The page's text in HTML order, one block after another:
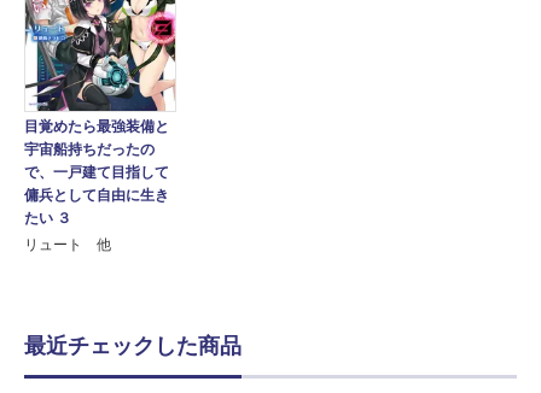
目覚めたら最強装備と
宇宙船持ちだったの
で、一戸建て目指して
傭兵として自由に生き
たい ３
リュート 他
最近チェックした商品